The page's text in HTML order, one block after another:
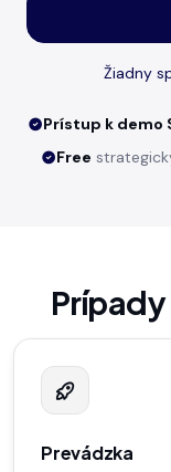
Žiadny
Prístup k demo
Free
Prevádzka